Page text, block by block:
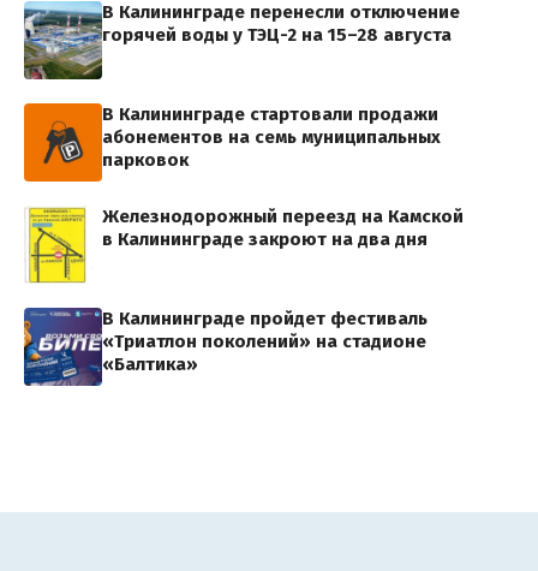
В Калининграде перенесли отключение
горячей воды у ТЭЦ-2 на 15–28 августа
В Калининграде стартовали продажи
абонементов на семь муниципальных
парковок
Железнодорожный переезд на Камской
в Калининграде закроют на два дня
В Калининграде пройдет фестиваль
«Триатлон поколений» на стадионе
«Балтика»